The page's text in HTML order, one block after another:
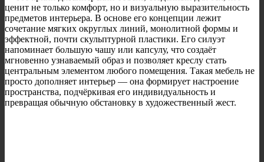
ценит не только комфорт, но и визуальную выразительность
предметов интерьера. В основе его концепции лежит
сочетание мягких округлых линий, монолитной формы и
эффектной, почти скульптурной пластики. Его силуэт
напоминает большую чашу или капсулу, что создаёт
мгновенно узнаваемый образ и позволяет креслу стать
центральным элементом любого помещения. Такая мебель не
просто дополняет интерьер — она формирует настроение
пространства, подчёркивая его индивидуальность и
превращая обычную обстановку в художественный жест.